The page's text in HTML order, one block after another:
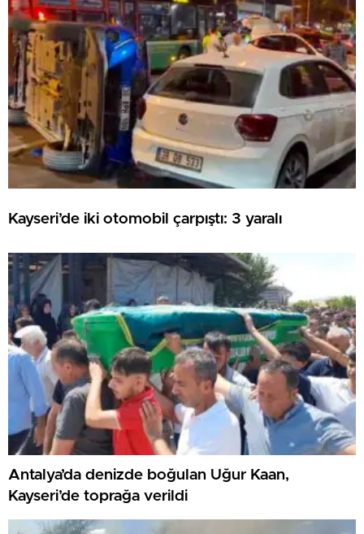
Kayseri’de iki otomobil çarpıştı: 3 yaralı
Antalya’da denizde boğulan Uğur Kaan,
Kayseri’de toprağa verildi